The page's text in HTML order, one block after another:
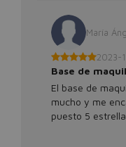
María
2023-
Base de
El base de
mucho y me
puesto 5